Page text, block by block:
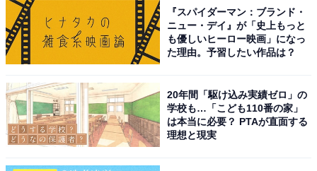
『スパイダーマン：ブランド・
ニュー・デイ』が「史上もっと
も優しいヒーロー映画」になっ
た理由。予習したい作品は？
20年間「駆け込み実績ゼロ」の
学校も…「こども110番の家」
は本当に必要？ PTAが直面する
理想と現実